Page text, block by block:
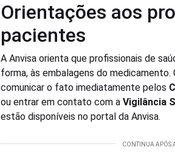
Orientações aos
pacientes
A Anvisa orienta que profissionais de
forma, às embalagens do
comunicar o fato imediatamente pelos
ou entrar em contato com a Vigilância
estão disponíveis no portal da Anvisa.